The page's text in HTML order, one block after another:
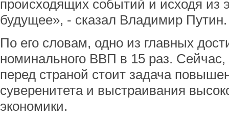
происходящих событий и исходя из
будущее», - сказал Владимир Путин.
По его словам, одно из главных
номинального ВВП в 15 раз. Сейчас,
перед страной стоит задача
суверенитета и выстраивания
экономики.